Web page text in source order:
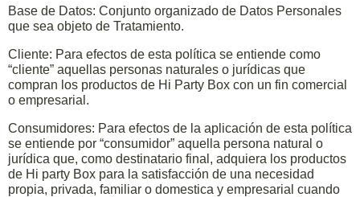
Base de Datos: Conjunto organizado de Datos Personales
que sea objeto de Tratamiento.
Cliente: Para efectos de esta política se entiende como
“cliente” aquellas personas naturales o jurídicas que
compran los productos de Hi Party Box con un fin comercial
o empresarial.
Consumidores: Para efectos de la aplicación de esta política
se entiende por “consumidor” aquella persona natural o
jurídica que, como destinatario final, adquiera los productos
de Hi party Box para la satisfacción de una necesidad
propia, privada, familiar o domestica y empresarial cuando